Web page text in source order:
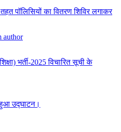
पॉलिसियों का वितरण शिविर लगाकर
author
भर्ती-2025 विचारित सूची के
हुआ उद्घाटन।